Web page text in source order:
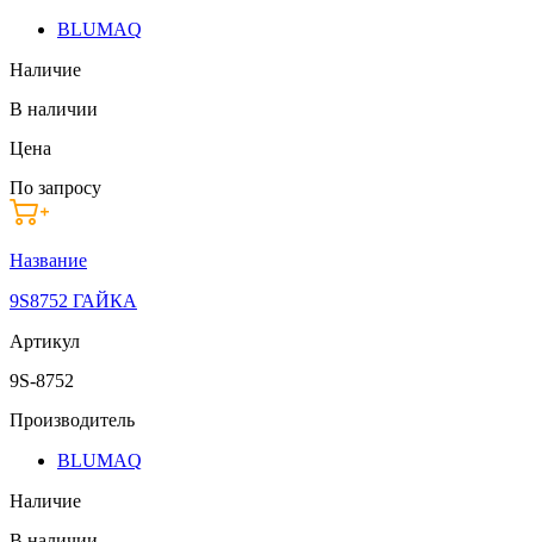
BLUMAQ
Наличие
В наличии
Цена
По запросу
Название
9S8752 ГАЙКА
Артикул
9S-8752
Производитель
BLUMAQ
Наличие